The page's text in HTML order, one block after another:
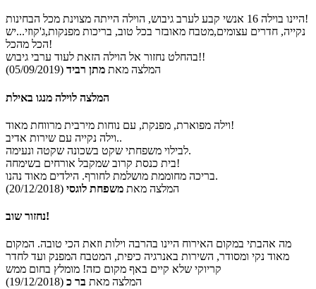
היינו בוילה 16 אנשי קבע לערב גיבוש, הוילה הייתה מצוינת מכל הבחינות!
נקייה, חדרים עצומים,מטבח מאובזר בכל טוב, בריכות מפנקות,ג'קוזי...יש
הכל מהכל!
בהחלט נחזור אל הוילה הזאת לעוד ערבי גיבוש!!
המלצה מאת מתן רביד (05/09/2019)
המלצה לוילה מנגו באילת
וילה מפוארת, מפנקת, עם נוחות מירבית מרווחת מאוד!
וילה נקייה עם שירות אדיב..
לבילוי משפחתי שקט בשכונה שקטה ונעימה.
בית כנסת קרוב שמקבל אורחים בשימחה!
בריכה מחוממת מושלמת לחורף. הילדים מאוד נהנו.
המלצה מאת משפחת לוגסי (20/12/2018)
נחזור שוב!
מה אהבתי במקום האירוח היינו בהרבה וילות וזאת הכי טובה. המקום
מאוד נקי ומסודר, השירות באנרגיה כיפית, המטבח המפנק ועד לחדר
קריוקי שלא קיים באף מקום כזה! מומלץ בחום ממש
המלצה מאת בר כ (19/12/2018)